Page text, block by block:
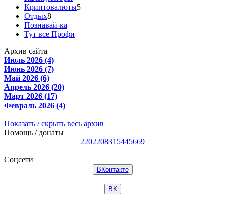
Криптовалюты5
Отдых8
Познавай-ка
Тут все Профи
Архив сайта
Июль 2026 (4)
Июнь 2026 (7)
Май 2026 (6)
Апрель 2026 (20)
Март 2026 (17)
Февраль 2026 (4)
Показать / скрыть весь архив
Помощь / донаты
2202208315445669
Соцсети
ВКонтакте
ВК